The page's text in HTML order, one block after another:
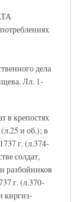
дела
Лл. 1-
в крепостях
и об.); в
г. (л.374-
солдат,
разбойников
г. (л.370-
киргиз-